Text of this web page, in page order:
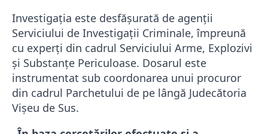
Investigația este desfășurată de agenții
Serviciului de Investigații Criminale, împreună
cu experți din cadrul Serviciului Arme, Explozivi
și Substanțe Periculoase. Dosarul este
instrumentat sub coordonarea unui procuror
din cadrul Parchetului de pe lângă Judecătoria
Vișeu de Sus.